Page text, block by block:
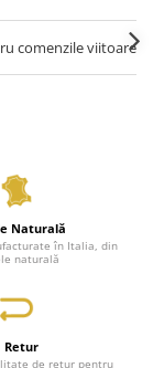
comenzile viitoare
Naturală
în Italia, din
naturală
Retur
de retur pentru